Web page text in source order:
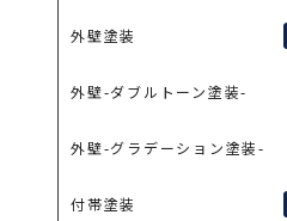
外壁塗装
外壁-ダブルトーン塗装-
外壁-グラデーション塗装-
付帯塗装